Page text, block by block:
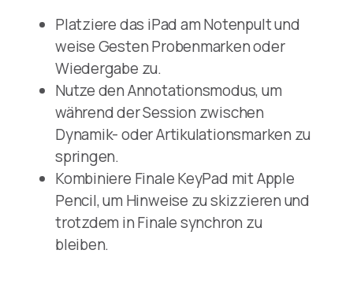
Platziere das iPad am Notenpult und
weise Gesten Probenmarken oder
Wiedergabe zu.
Nutze den Annotationsmodus, um
während der Session zwischen
Dynamik- oder Artikulationsmarken zu
springen.
Kombiniere Finale KeyPad mit Apple
Pencil, um Hinweise zu skizzieren und
trotzdem in Finale synchron zu
bleiben.